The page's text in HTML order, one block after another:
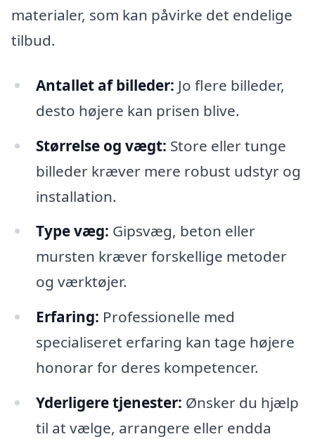
materialer, som kan påvirke det endelige
tilbud.
Antallet af billeder: Jo flere billeder,
desto højere kan prisen blive.
Størrelse og vægt: Store eller tunge
billeder kræver mere robust udstyr og
installation.
Type væg: Gipsvæg, beton eller
mursten kræver forskellige metoder
og værktøjer.
Erfaring: Professionelle med
specialiseret erfaring kan tage højere
honorar for deres kompetencer.
Yderligere tjenester: Ønsker du hjælp
til at vælge, arrangere eller endda